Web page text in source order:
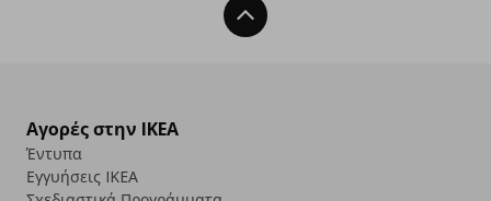
Back To Top
Αγορές στην IKEA
Έντυπα
Εγγυήσεις IKEA